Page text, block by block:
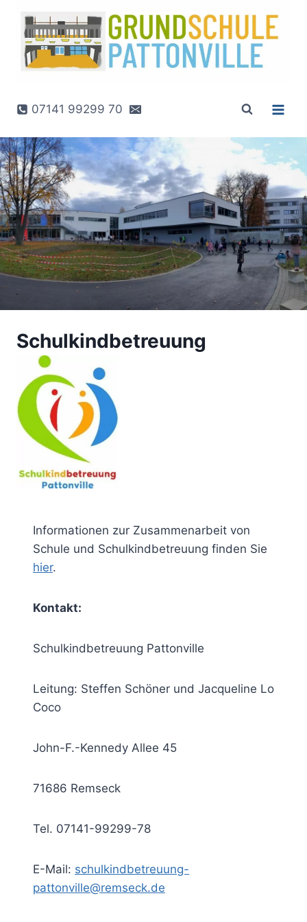
Inhalt
springen
07141 99299 70
Schulkindbetreuung
Informationen zur Zusammenarbeit von
Schule und Schulkindbetreuung finden Sie
hier.
Kontakt:
Schulkindbetreuung Pattonville
Leitung: Steffen Schöner und Jacqueline Lo
Coco
John-F.-Kennedy Allee 45
71686 Remseck
Tel. 07141-99299-78
E-Mail: schulkindbetreuung-
pattonville@remseck.de